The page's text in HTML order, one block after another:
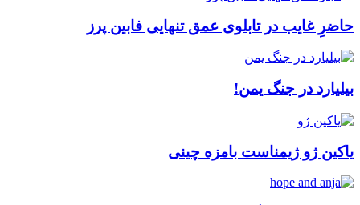
حاضرِ غایب در تابلوی عمق تنهایی فابین پرز
بیلیارد در جنگ یمن!
یاکین ژو ژیمناست بامزه چینی